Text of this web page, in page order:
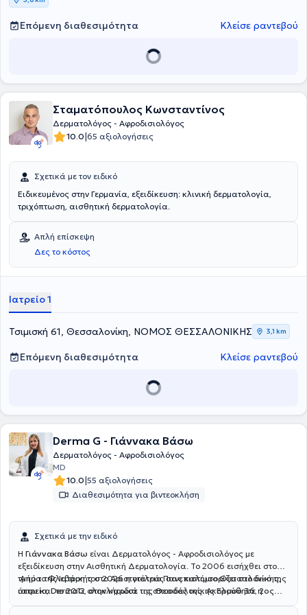
Επόμενη διαθεσιμότητα Κλείσε ραντεβού
Σταματόπουλος Κωνσταντίνος
Δερματολόγος - Αφροδισιολόγος
10.0|65 αξιολογήσεις
Σχετικά με τον ειδικό
Ειδικευμένος στην Γερμανία, εξειδίκευση: κλινική δερματολογία,
τριχόπτωση, αισθητική δερματολογία.
Απλή επίσκεψη
Δες το κόστος
Ιατρείο 1
Τσιμισκή 61, Θεσσαλονίκη, ΝΟΜΟΣ ΘΕΣΣΑΛΟΝΙΚΗΣ 3,1 km
Επόμενη διαθεσιμότητα Κλείσε ραντεβού
Derma G - Γιάννακα Βάσω
Δερματολόγος - Αφροδισιολόγος
MD
10.0|55 αξιολογήσεις
Διαθεσιμότητα για βιντεοκλήση
Σχετικά με την ειδικό
Η Γιάννακα Βάσω είναι Δερματολόγος - Αφροδισιολόγος με
εξειδίκευση στην Αισθητική Δερματολογία. Το 2006 εισήχθει στο
τμήμα της Ιατρικής στο Αριστοτέλειο Πανεπιστήμιο Θεσσαλονίκης,
όπου και το 2012 ολοκλήρωσε τις σπουδές της. Ακολούθησε η
Από το Φλεβάρη του 2026 η γιατρός σας καλωσορίζει στο δικό της
ιατρείο,DermaG, στην καρδιά της ΘεσσαλονίκηςΕρμού 36, 2ος